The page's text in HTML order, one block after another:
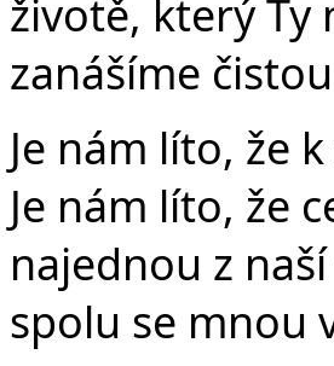
životě, který Ty
zanášíme
Je nám líto, že
Je nám líto, že
najednou z
spolu se mnou